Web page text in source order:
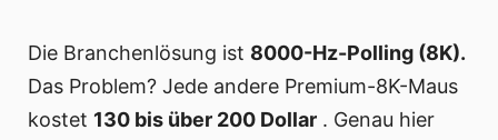
Die Branchenlösung ist 8000-Hz-Polling (8K).
Das Problem? Jede andere Premium-8K-Maus
kostet 130 bis über 200 Dollar . Genau hier